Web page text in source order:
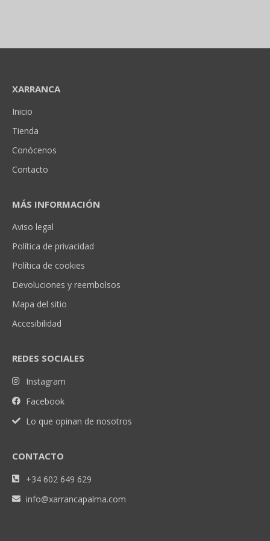
XARRANCA
Inicio
Tienda
Conócenos
Contacto
MÁS INFORMACIÓN
Aviso legal
Política de privacidad
Política de cookies
Devoluciones y reembolsos
Mapa del sitio
Accesibilidad
REDES SOCIALES
Instagram
Facebook
Lo que opinan de nosotros
CONTACTO
+34 602 649 629
info@xarrancapalma.com